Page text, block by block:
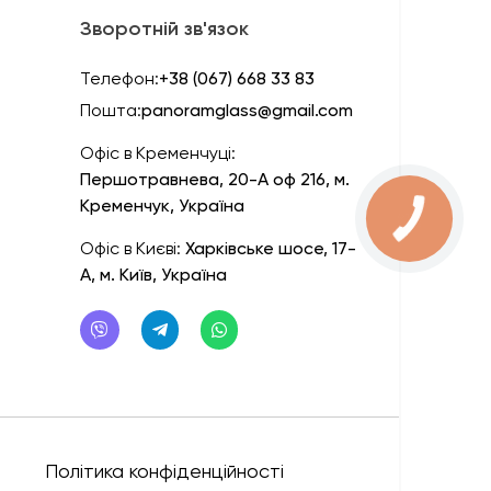
Зворотній зв'язок
Телефон:+38 (067) 668 33 83
Пошта:panoramglass@gmail.com
Офіс в Кременчуці:
Першотравнева, 20-А оф 216, м.
Кременчук, Україна
Офіс в Києві: Харківське шосе, 17-
А, м. Київ, Україна
Політика конфіденційності